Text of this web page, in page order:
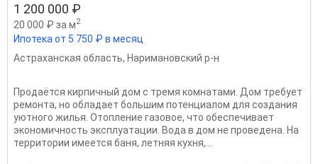
1 200 000 ₽
20 000 ₽ за м2
Ипотека от 5 750 ₽ в месяц
Астраханская область, Наримановский р-н
Продаётся кирпичный дом с тремя комнатами. Дом требует
ремонта, но обладает большим потенциалом для создания
уютного жилья. Отопление газовое, что обеспечивает
экономичность эксплуатации. Вода в дом не проведена. На
территории имеется баня, летняя кухня,...